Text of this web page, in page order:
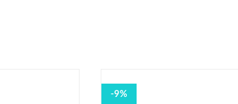
-9%